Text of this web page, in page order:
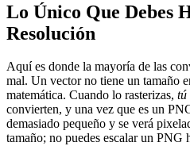
Lo Único Que Debes
Resolución
Aquí es donde la mayoría de las
mal. Un vector no tiene un tamaño
matemática. Cuando lo rasterizas, tú
convierten, y una vez que es un
demasiado pequeño y se verá
tamaño; no puedes escalar un PNG